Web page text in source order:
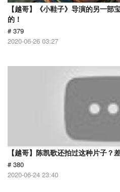
【越哥】《小鞋子》导演的另一部
的！
# 379
2020-06-26 03:27
【越哥】陈凯歌还拍过这种片子？
# 380
2020-06-24 23:40